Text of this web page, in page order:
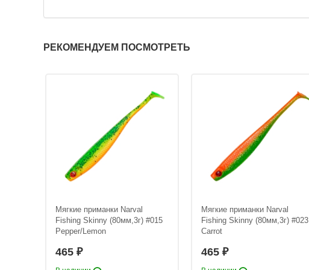
РЕКОМЕНДУЕМ ПОСМОТРЕТЬ
Мягкие приманки Narval
Fishing Skinny (80мм,3г) #015
Pepper/Lemon
465 ₽
Мягкие приманки Narval
Fishing Skinny (80мм,3г) #023
Carrot
465 ₽